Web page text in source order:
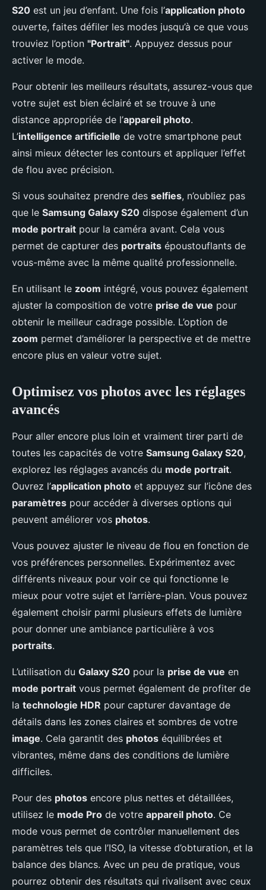
S20 est un jeu d’enfant. Une fois l’application photo
ouverte, faites défiler les modes jusqu’à ce que vous
trouviez l’option "Portrait". Appuyez dessus pour
activer le mode.
Pour obtenir les meilleurs résultats, assurez-vous que
votre sujet est bien éclairé et se trouve à une
distance appropriée de l’appareil photo.
L’intelligence artificielle de votre smartphone peut
ainsi mieux détecter les contours et appliquer l’effet
de flou avec précision.
Si vous souhaitez prendre des selfies, n’oubliez pas
que le Samsung Galaxy S20 dispose également d’un
mode portrait pour la caméra avant. Cela vous
permet de capturer des portraits époustouflants de
vous-même avec la même qualité professionnelle.
En utilisant le zoom intégré, vous pouvez également
ajuster la composition de votre prise de vue pour
obtenir le meilleur cadrage possible. L’option de
zoom permet d’améliorer la perspective et de mettre
encore plus en valeur votre sujet.
Optimisez vos photos avec les réglages
avancés
Pour aller encore plus loin et vraiment tirer parti de
toutes les capacités de votre Samsung Galaxy S20,
explorez les réglages avancés du mode portrait.
Ouvrez l’application photo et appuyez sur l’icône des
paramètres pour accéder à diverses options qui
peuvent améliorer vos photos.
Vous pouvez ajuster le niveau de flou en fonction de
vos préférences personnelles. Expérimentez avec
différents niveaux pour voir ce qui fonctionne le
mieux pour votre sujet et l’arrière-plan. Vous pouvez
également choisir parmi plusieurs effets de lumière
pour donner une ambiance particulière à vos
portraits.
L’utilisation du Galaxy S20 pour la prise de vue en
mode portrait vous permet également de profiter de
la technologie HDR pour capturer davantage de
détails dans les zones claires et sombres de votre
image. Cela garantit des photos équilibrées et
vibrantes, même dans des conditions de lumière
difficiles.
Pour des photos encore plus nettes et détaillées,
utilisez le mode Pro de votre appareil photo. Ce
mode vous permet de contrôler manuellement des
paramètres tels que l’ISO, la vitesse d’obturation, et la
balance des blancs. Avec un peu de pratique, vous
pourrez obtenir des résultats qui rivalisent avec ceux